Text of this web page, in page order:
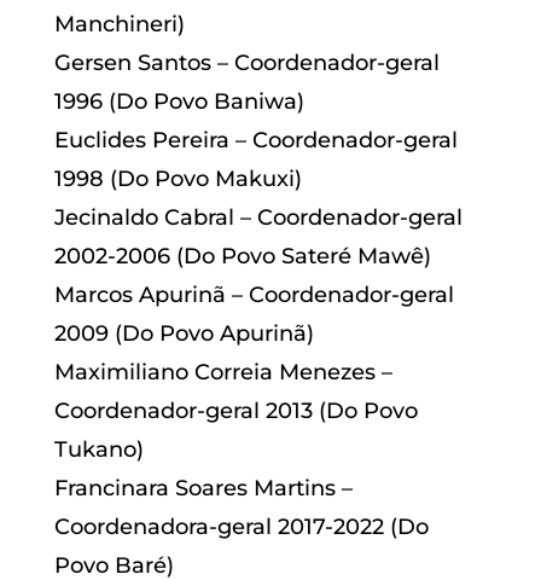
Manchineri)
Gersen Santos – Coordenador-geral
1996 (Do Povo Baniwa)
Euclides Pereira – Coordenador-geral
1998 (Do Povo Makuxi)
Jecinaldo Cabral – Coordenador-geral
2002-2006 (Do Povo Sateré Mawê)
Marcos Apurinã – Coordenador-geral
2009 (Do Povo Apurinã)
Maximiliano Correia Menezes –
Coordenador-geral 2013 (Do Povo
Tukano)
Francinara Soares Martins –
Coordenadora-geral 2017-2022 (Do
Povo Baré)